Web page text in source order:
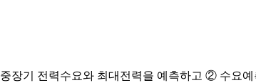
기 전력수요와 최대전력을 예측하고 ② 수요